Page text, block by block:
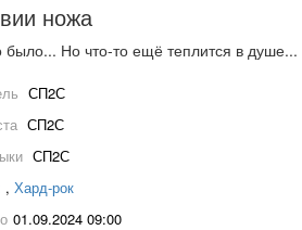
ножа
было... Но что-то ещё теплится в душе...
СП2С
СП2С
СП2С
, Хард-рок
01.09.2024 09:00